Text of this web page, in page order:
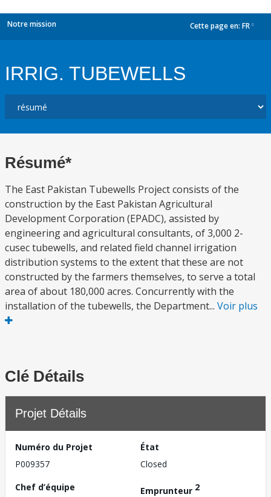
Notre mission Cette page en: FR
IRRIG. TUBEWELLS
Résumé*
The East Pakistan Tubewells Project consists of the
construction by the East Pakistan Agricultural
Development Corporation (EPADC), assisted by
engineering and agricultural consultants, of 3,000 2-
cusec tubewells, and related field channel irrigation
distribution systems to the extent that these are not
constructed by the farmers themselves, to serve a total
area of about 180,000 acres. Concurrently with the
installation of the tubewells, the Department... Voir plus
Clé Détails
Projet Détails
Numéro du Projet
P009357
État
Closed
Chef d’équipe
Emprunteur 2